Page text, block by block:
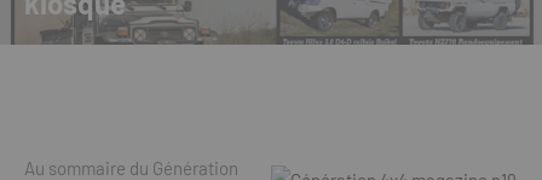
Au sommaire du Génération